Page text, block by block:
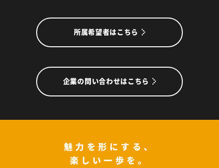
所属希望者はこちら
企業の問い合わせはこちら
魅力を形にする、
楽しい一歩を。